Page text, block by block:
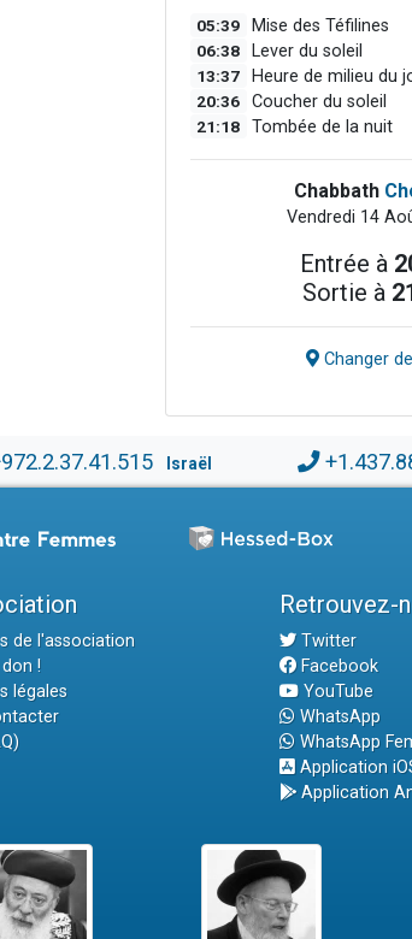
05:39 Mise des Téfilines
06:38 Lever du soleil
13:37 Heure de milieu du
20:36 Coucher du soleil
21:18 Tombée de la nuit
Chabbath
Vendredi 14
Entrée à
Sortie à
Changer
Israël
de l'association
don !
légales
Retrouvez-
Twitter
Facebook
YouTube
WhatsApp
WhatsApp
Application
Application